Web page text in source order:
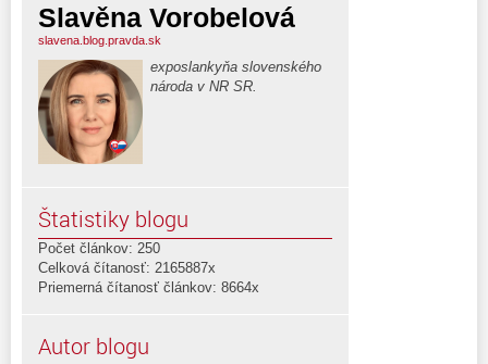
Slavěna Vorobelová
slavena.blog.pravda.sk
exposlankyňa slovenského
národa v NR SR.
Štatistiky blogu
Počet článkov: 250
Celková čítanosť: 2165887x
Priemerná čítanosť článkov: 8664x
Autor blogu